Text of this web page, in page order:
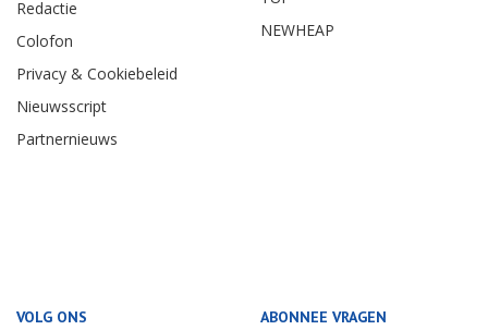
Redactie
Colofon
Privacy & Cookiebeleid
Nieuwsscript
Partnernieuws
NEWHEAP
VOLG ONS ABONNEE VRAGEN